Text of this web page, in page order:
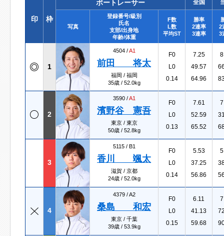
印 枠
ボートレーサー 全国
写真
登録番号/級別
氏名
支部/出身地
年齢/体重
F数
L数
平均ST
勝率
2連率
3連率
2
3
1
4504 /A1
前田 将太
福岡 / 福岡
35歳 / 52.0kg
F0
L0
0.14
7.25
49.57
64.96
2
3590 /A1
濱野谷 憲吾
東京 / 東京
50歳 / 52.8kg
F0
L0
0.13
7.61
52.59
65.52
3
5115 / B1
香川 颯太
滋賀 / 京都
24歳 / 52.0kg
F0
L0
0.14
5.53
37.25
56.86
4
4379 /A2
桑島 和宏
東京 / 千葉
39歳 / 53.9kg
F0
L0
0.15
6.11
41.13
59.68